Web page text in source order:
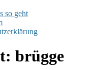
so geht
brügge